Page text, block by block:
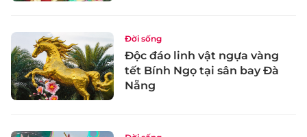
Đời sống
Độc đáo linh vật ngựa vàng
tết Bính Ngọ tại sân bay Đà
Nẵng